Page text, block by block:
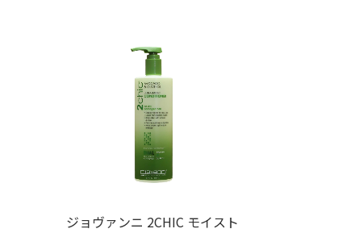
ジョヴァンニ 2CHIC モイスト